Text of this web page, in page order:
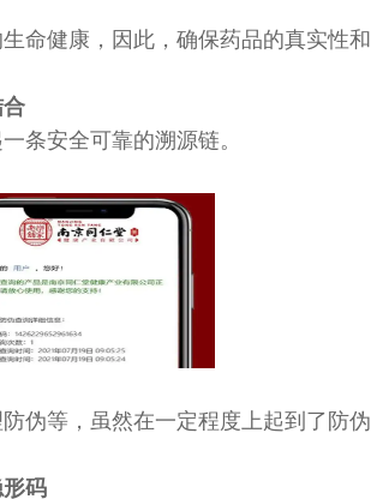
命健康，因此，确保药品的真实性
条安全可靠的溯源链。
伪等，虽然在一定程度上起到了防
码